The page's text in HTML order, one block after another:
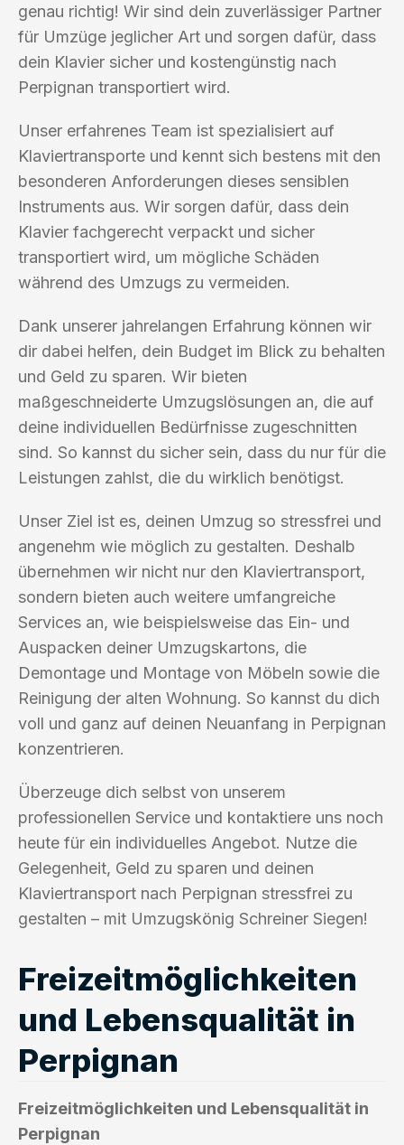
genau richtig! Wir sind dein zuverlässiger Partner
für Umzüge jeglicher Art und sorgen dafür, dass
dein Klavier sicher und kostengünstig nach
Perpignan transportiert wird.
Unser erfahrenes Team ist spezialisiert auf
Klaviertransporte und kennt sich bestens mit den
besonderen Anforderungen dieses sensiblen
Instruments aus. Wir sorgen dafür, dass dein
Klavier fachgerecht verpackt und sicher
transportiert wird, um mögliche Schäden
während des Umzugs zu vermeiden.
Dank unserer jahrelangen Erfahrung können wir
dir dabei helfen, dein Budget im Blick zu behalten
und Geld zu sparen. Wir bieten
maßgeschneiderte Umzugslösungen an, die auf
deine individuellen Bedürfnisse zugeschnitten
sind. So kannst du sicher sein, dass du nur für die
Leistungen zahlst, die du wirklich benötigst.
Unser Ziel ist es, deinen Umzug so stressfrei und
angenehm wie möglich zu gestalten. Deshalb
übernehmen wir nicht nur den Klaviertransport,
sondern bieten auch weitere umfangreiche
Services an, wie beispielsweise das Ein- und
Auspacken deiner Umzugskartons, die
Demontage und Montage von Möbeln sowie die
Reinigung der alten Wohnung. So kannst du dich
voll und ganz auf deinen Neuanfang in Perpignan
konzentrieren.
Überzeuge dich selbst von unserem
professionellen Service und kontaktiere uns noch
heute für ein individuelles Angebot. Nutze die
Gelegenheit, Geld zu sparen und deinen
Klaviertransport nach Perpignan stressfrei zu
gestalten – mit Umzugskönig Schreiner Siegen!
Freizeitmöglichkeiten
und Lebensqualität in
Perpignan
Freizeitmöglichkeiten und Lebensqualität in
Perpignan